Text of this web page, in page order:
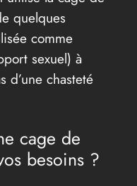
quelques
comme
sexuel) à
d’une chasteté
cage de
besoins ?